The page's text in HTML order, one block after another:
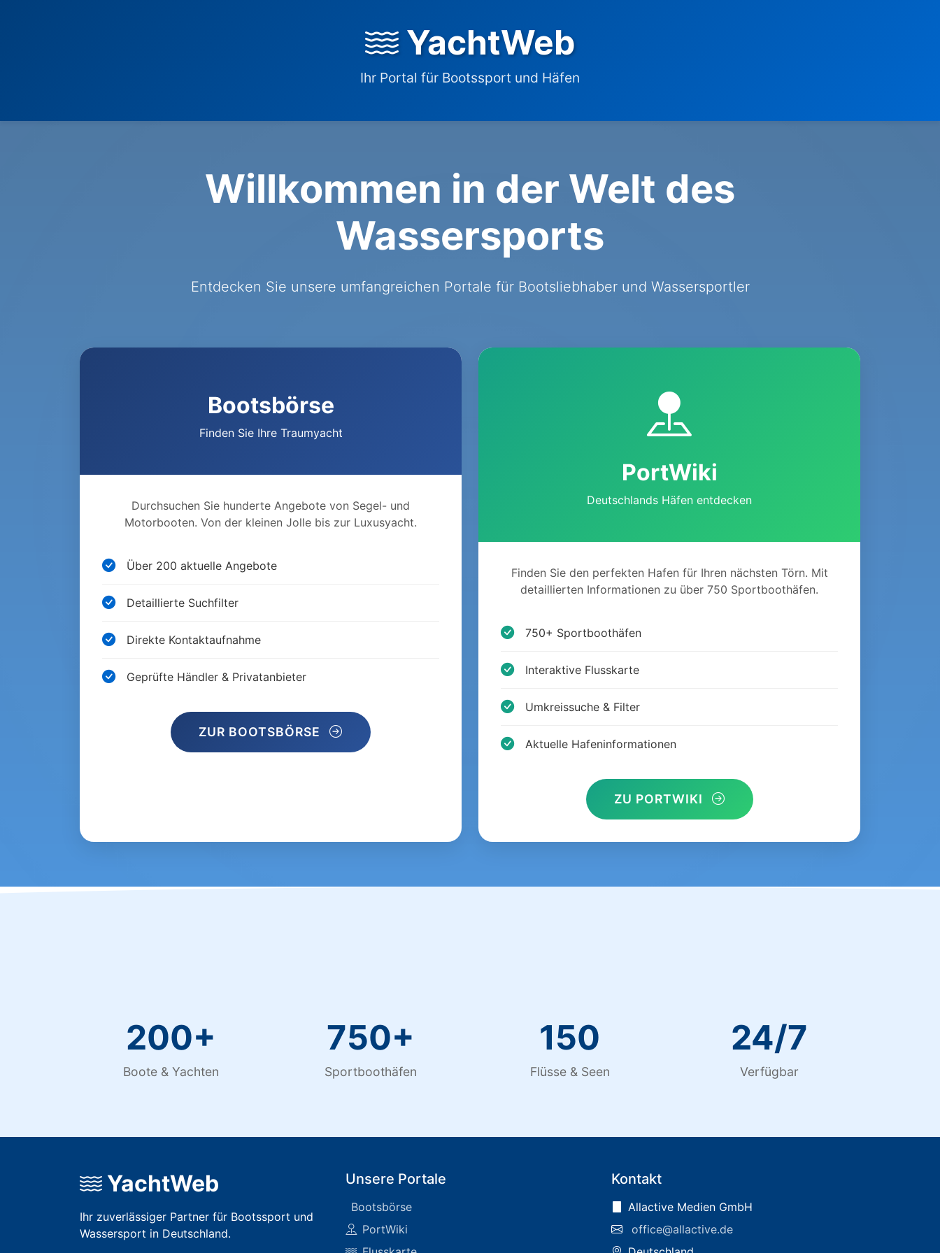
YachtWeb
Ihr Portal für Bootssport und Häfen
Willkommen in der Welt des
Wassersports
Entdecken Sie unsere umfangreichen Portale für Bootsliebhaber und Wassersportler
Bootsbörse
Finden Sie Ihre Traumyacht
Durchsuchen Sie hunderte Angebote von Segel- und
Motorbooten. Von der kleinen Jolle bis zur Luxusyacht.
Über 200 aktuelle Angebote
Detaillierte Suchfilter
Direkte Kontaktaufnahme
Geprüfte Händler & Privatanbieter
ZUR BOOTSBÖRSE
PortWiki
Deutschlands Häfen entdecken
Finden Sie den perfekten Hafen für Ihren nächsten Törn. Mit
detaillierten Informationen zu über 750 Sportboothäfen.
750+ Sportboothäfen
Interaktive Flusskarte
Umkreissuche & Filter
Aktuelle Hafeninformationen
ZU PORTWIKI
200+
Boote & Yachten
750+
Sportboothäfen
150
Flüsse & Seen
24/7
Verfügbar
YachtWeb
Ihr zuverlässiger Partner für Bootssport und
Wassersport in Deutschland.
Unsere Portale
Bootsbörse
PortWiki
Kontakt
Allactive Medien GmbH
office@allactive.de